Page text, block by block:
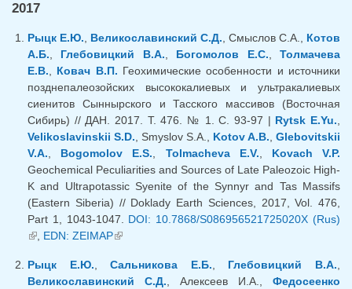
2017
Рыцк Е.Ю., Великославинский С.Д., Смыслов С.А., Котов
А.Б., Глебовицкий В.А., Богомолов Е.С.,Толмачева
Е.В., Ковач В.П. Геохимические особенности и источники
позднепалеозойских высококалиевых и ультракалиевых
сиенитов Сыннырского и Тасского массивов (Восточная
Сибирь) // ДАН. 2017. Т. 476. № 1. С. 93-97 | Rytsk E.Yu.,
Velikoslavinskii S.D., Smyslov S.A., Kotov A.B., Glebovitskii
V.A., Bogomolov E.S., Tolmacheva E.V., Kovach V.P.
Geochemical Peculiarities and Sources of Late Paleozoic High-
K and Ultrapotassic Syenite of the Synnyr and Tas Massifs
(Eastern Siberia) // Doklady Earth Sciences, 2017, Vol. 476,
Part 1, 1043-1047. DOI: 10.7868/S086956521725020X (Rus)
(внешняя ссылка)
, EDN: ZEIMAP(внешняя ссылка)
Рыцк Е.Ю.,Сальникова Е.Б., Глебовицкий В.А.,
Великославинский С.Д., Алексеев И.А., Федосеенко